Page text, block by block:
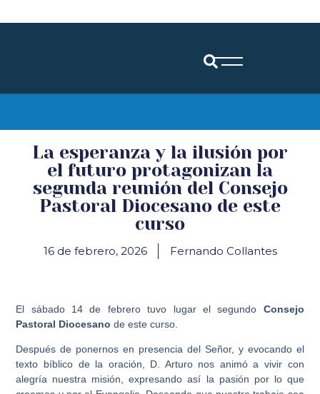
La esperanza y la ilusión por
el futuro protagonizan la
segunda reunión del Consejo
Pastoral Diocesano de este
curso
16 de febrero, 2026 Fernando Collantes
El sábado 14 de febrero tuvo lugar el segundo Consejo
Pastoral Diocesanode este curso.
Después de ponernos en presencia del Señor, y evocando el
texto bíblico de la oración, D. Arturo nos animó a vivir con
alegría nuestra misión, expresando así la pasión por lo que